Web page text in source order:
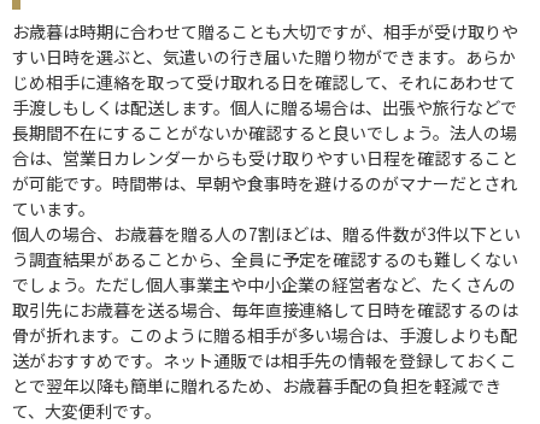
お歳暮は時期に合わせて贈ることも大切ですが、相手が受け取りや
すい日時を選ぶと、気遣いの行き届いた贈り物ができます。あらか
じめ相手に連絡を取って受け取れる日を確認して、それにあわせて
手渡しもしくは配送します。個人に贈る場合は、出張や旅行などで
長期間不在にすることがないか確認すると良いでしょう。法人の場
合は、営業日カレンダーからも受け取りやすい日程を確認すること
が可能です。時間帯は、早朝や食事時を避けるのがマナーだとされ
ています。
個人の場合、お歳暮を贈る人の7割ほどは、贈る件数が3件以下とい
う調査結果があることから、全員に予定を確認するのも難しくない
でしょう。ただし個人事業主や中小企業の経営者など、たくさんの
取引先にお歳暮を送る場合、毎年直接連絡して日時を確認するのは
骨が折れます。このように贈る相手が多い場合は、手渡しよりも配
送がおすすめです。ネット通販では相手先の情報を登録しておくこ
とで翌年以降も簡単に贈れるため、お歳暮手配の負担を軽減でき
て、大変便利です。